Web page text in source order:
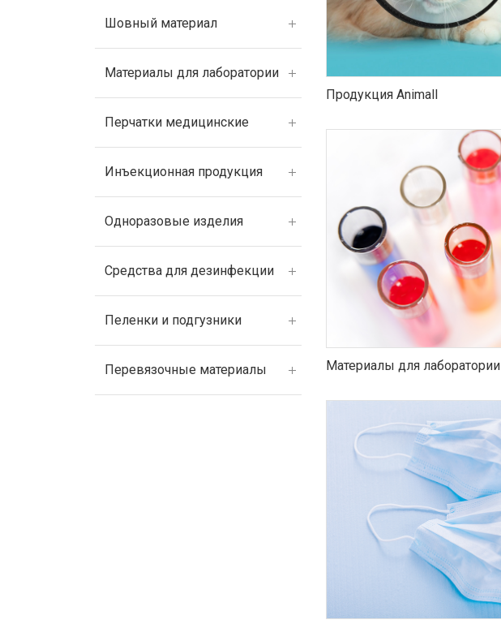
Шовный материал
Материалы для лаборатории
Перчатки медицинские
Инъекционная продукция
Одноразовые изделия
Средства для дезинфекции
Пеленки и подгузники
Перевязочные материалы
Продукция Animall
Материалы для лаборатории